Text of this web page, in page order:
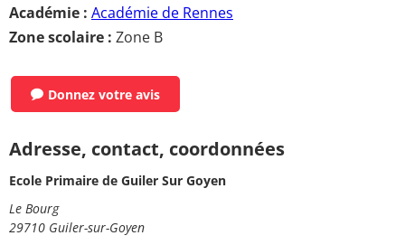
Académie : Académie de Rennes
Zone scolaire : Zone B
Donnez votre avis
Adresse, contact, coordonnées
Ecole Primaire de Guiler Sur Goyen
Le Bourg
29710 Guiler-sur-Goyen